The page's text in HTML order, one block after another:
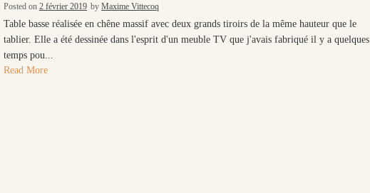
Posted on 2 février 2019 by Maxime Vittecoq
Table basse réalisée en chêne massif avec deux grands tiroirs de la même hauteur que le
tablier. Elle a été dessinée dans l'esprit d'un meuble TV que j'avais fabriqué il y a quelques
temps pou...
Read More